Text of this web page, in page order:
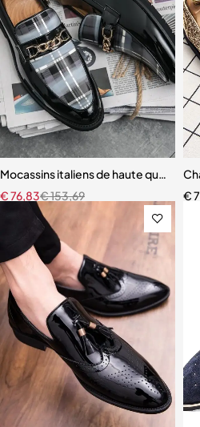
Mocassins italiens de haute qualité
€153,69
€76,83
€